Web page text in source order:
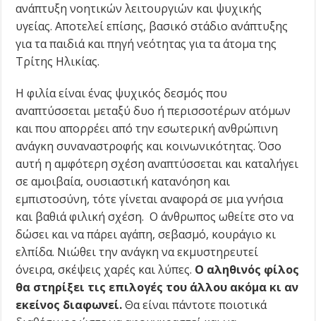
ανάπτυξη νοητικών λειτουργιών και ψυχικής
υγείας. Αποτελεί επίσης, βασικό στάδιο ανάπτυξης
για τα παιδιά και πηγή νεότητας για τα άτομα της
Τρίτης Ηλικίας.
Η φιλία είναι ένας ψυχικός δεσμός που
αναπτύσσεται μεταξύ δυο ή περισσοτέρων ατόμων
και που απορρέει από την εσωτερική ανθρώπινη
ανάγκη συναναστροφής και κοινωνικότητας. Όσο
αυτή η αμφότερη σχέση αναπτύσσεται και καταλήγει
σε αμοιβαία, ουσιαστική κατανόηση και
εμπιστοσύνη, τότε γίνεται αναφορά σε μια γνήσια
και βαθιά φιλική σχέση. Ο άνθρωπος ωθείτε στο να
δώσει και να πάρει αγάπη, σεβασμό, κουράγιο κι
ελπίδα. Νιώθει την ανάγκη να εκμυστηρευτεί
όνειρα, σκέψεις χαρές και λύπες. Ο αληθινός φίλος
θα στηρίξει τις επιλογές του άλλου ακόμα κι αν
εκείνος διαφωνεί.Θα είναι πάντοτε ποιοτικά